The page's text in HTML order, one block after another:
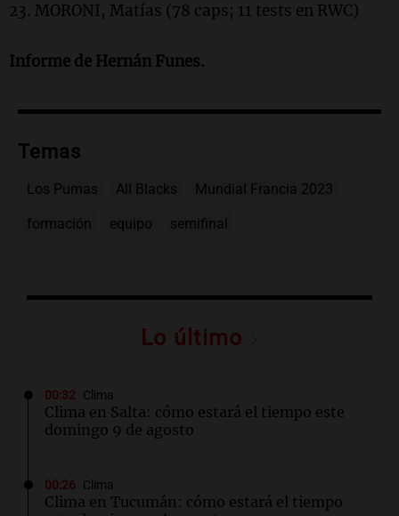
23. MORONI, Matías (78 caps; 11 tests en RWC)
Informe de Hernán Funes.
Temas
Los Pumas All Blacks Mundial Francia 2023
formación equipo semifinal
Lo último
00:32 Clima
Clima en Salta: cómo estará el tiempo este
domingo 9 de agosto
00:26 Clima
Clima en Tucumán: cómo estará el tiempo